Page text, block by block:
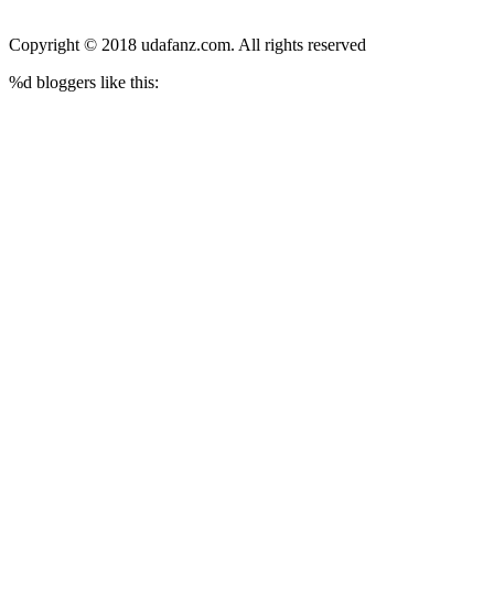
Copyright © 2018 udafanz.com. All rights reserved
%d bloggers like this: